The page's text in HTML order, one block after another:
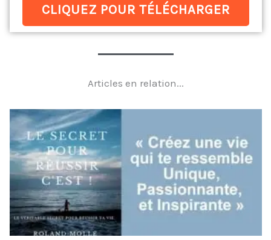
CLIQUEZ POUR TÉLÉCHARGER
Articles en relation...